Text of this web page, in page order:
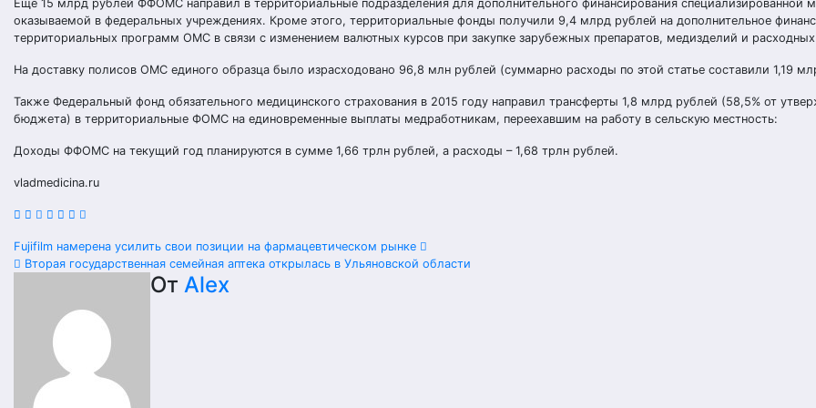
Еще 15 млрд рублей ФФОМС направил в территориальные подразделения для дополнительного финансирования специализированной
оказываемой в федеральных учреждениях. Кроме этого, территориальные фонды получили 9,4 млрд рублей на дополнительное
территориальных программ ОМС в связи с изменением валютных курсов при закупке зарубежных препаратов, медизделий и
На доставку полисов ОМС единого образца было израсходовано 96,8 млн рублей (суммарно расходы по этой статье составили 1,19
Также Федеральный фонд обязательного медицинского страхования в 2015 году направил трансферты 1,8 млрд рублей (58,5% от
бюджета) в территориальные ФОМС на единовременные выплаты медработникам, переехавшим на работу в сельскую местность:
Доходы ФФОМС на текущий год планируются в сумме 1,66 трлн рублей, а расходы – 1,68 трлн рублей.
vladmedicina.ru
Навигация
записям
Fujifilm намерена усилить свои позиции на фармацевтическом рынке
Вторая государственная семейная аптека открылась в Ульяновской области
От Alex